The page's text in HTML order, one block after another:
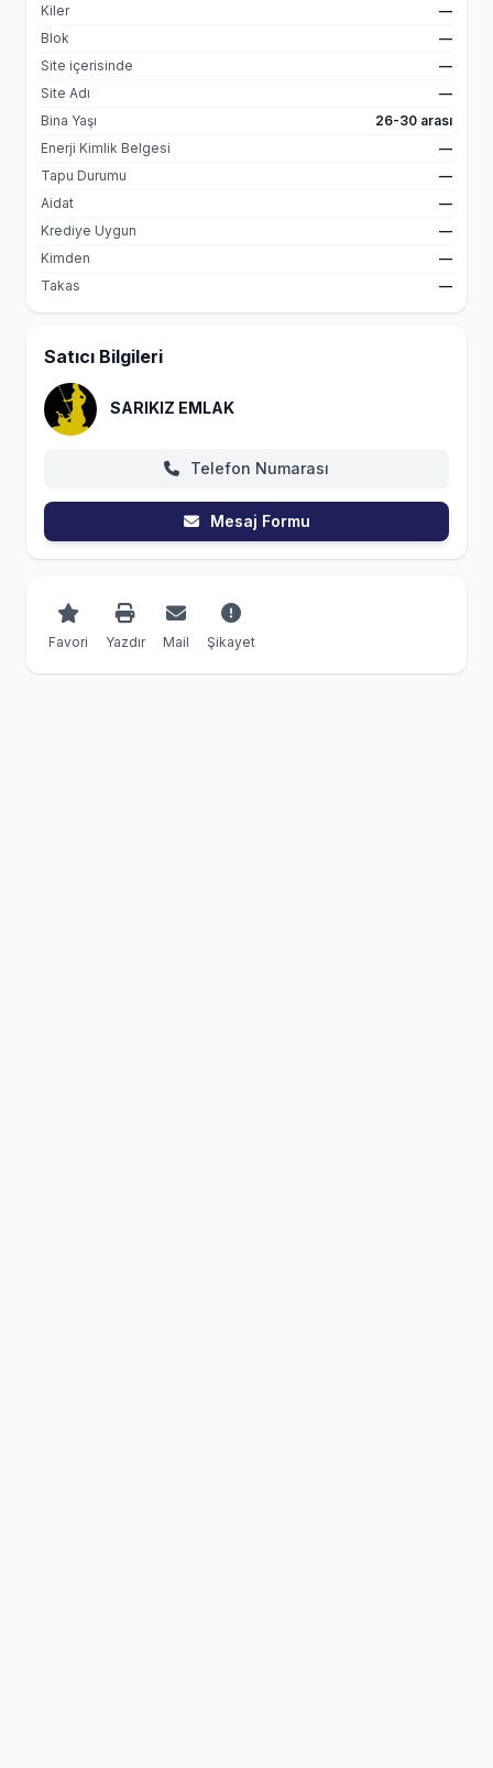
Kiler
—
Blok
—
Site içerisinde
—
Site Adı
—
Bina Yaşı
26-30 arası
Enerji Kimlik Belgesi
—
Tapu Durumu
—
Aidat
—
Krediye Uygun
—
Kimden
—
Takas
—
Satıcı Bilgileri
SARIKIZ EMLAK
Telefon Numarası
Mesaj Formu
Favori Yazdır Mail Şikayet